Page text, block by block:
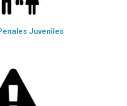
Juveniles